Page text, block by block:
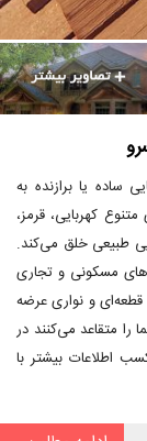
یا برازنده به
کهربایی، قرمز،
طبیعی خلق می‌کند.
مسکونی و تجاری
و نواری عرضه
متقاعد می‌کنند در
اطلاعات بیشتر با